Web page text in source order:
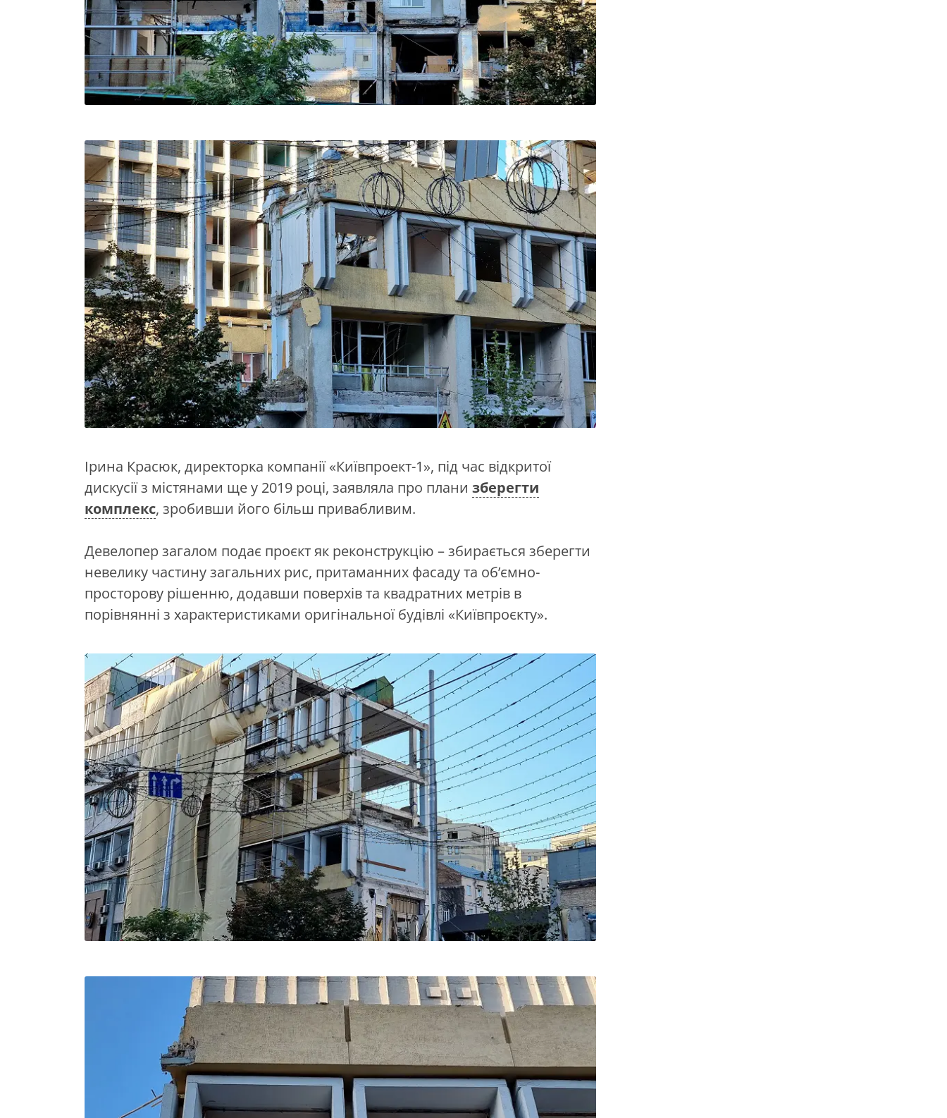
Ірина Красюк, директорка компанії «Київпроект-1», під час відкритої
дискусії з містянами ще у 2019 році, заявляла про плани зберегти
комплекс, зробивши його більш привабливим.
Девелопер загалом подає проєкт як реконструкцію – збирається зберегти
невелику частину загальних рис, притаманних фасаду та об’ємно-
просторову рішенню, додавши поверхів та квадратних метрів в
порівнянні з характеристиками оригінальної будівлі «Київпроєкту».